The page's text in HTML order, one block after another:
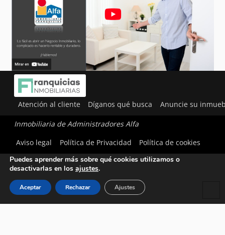
Atención al cliente Díganos qué busca Anuncie su
Inmobiliaria de Administradores Alfa
Aviso legal
Política de Privacidad Política de cookies
Utilizamos cookies para ofrecerte la mejor experiencia en
Puedes aprender más sobre qué cookies utilizamos o
desactivarlas en los ajustes.
Aceptar Rechazar Ajustes